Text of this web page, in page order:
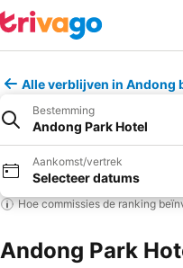
Alle verblijven in Andong
Bestemming
Andong Park Hotel
Aankomst/vertrek
Selecteer datums
Hoe commissies de ranking
Andong Park